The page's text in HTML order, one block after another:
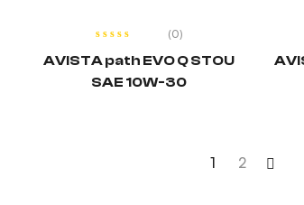
(0)
AVISTA path EVO Q STOU
SAE 10W-30
1 2